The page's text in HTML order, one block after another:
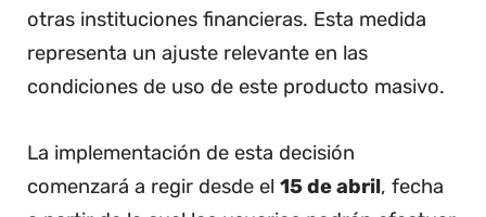
otras instituciones financieras. Esta medida
representa un ajuste relevante en las
condiciones de uso de este producto masivo.
La implementación de esta decisión
comenzará a regir desde el 15 de abril, fecha